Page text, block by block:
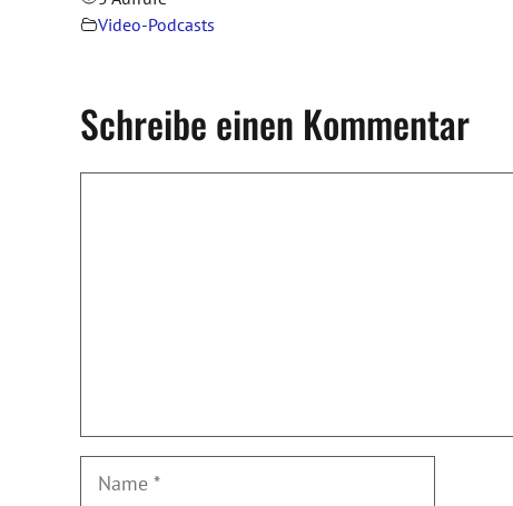
Video-Podcasts
Schreibe einen Kommentar
Name